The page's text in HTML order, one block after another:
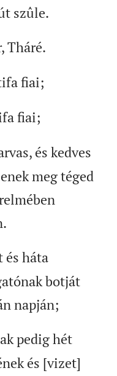
szûle.
Tháré.
fiai;
fiai;
és kedves
meg téged
és háta
botját
napján;
pedig hét
és [vizet]